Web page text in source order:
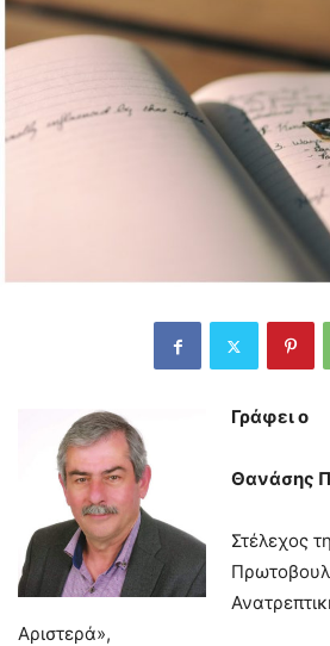
Γράφει o
Θανάσης
Στέλεχος
Αριστερά»,